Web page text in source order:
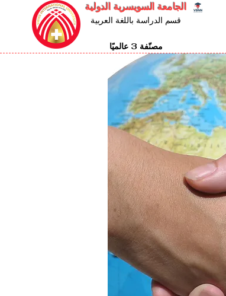
الجامعة السويسرية الدولية
قسم الدراسة باللغة العربية
مصنّفة 3 عالميًا